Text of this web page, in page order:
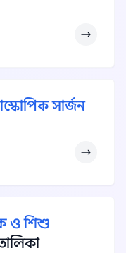
সার্জন
ও শিশু